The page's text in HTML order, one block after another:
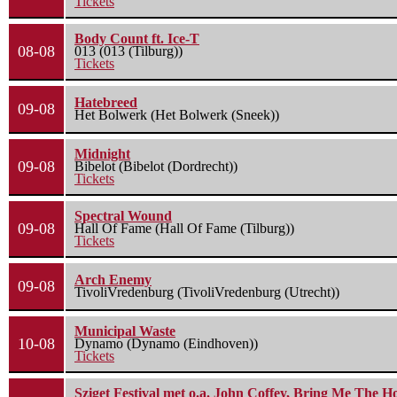
08-08
Body Count ft. Ice-T
013 (013 (Tilburg))
Tickets
09-08
Hatebreed
Het Bolwerk (Het Bolwerk (Sneek))
09-08
Midnight
Bibelot (Bibelot (Dordrecht))
Tickets
09-08
Spectral Wound
Hall Of Fame (Hall Of Fame (Tilburg))
Tickets
09-08
Arch Enemy
TivoliVredenburg (TivoliVredenburg (Utrecht))
10-08
Municipal Waste
Dynamo (Dynamo (Eindhoven))
Tickets
Sziget Festival met o.a. John Coffey, Bring Me The